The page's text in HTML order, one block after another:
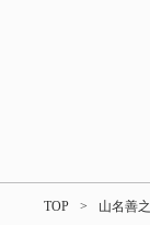
TOP 山名善之